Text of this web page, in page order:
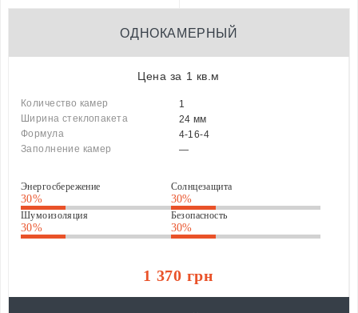
ОДНОКАМЕРНЫЙ
Цена за 1 кв.м
Количество камер
1
Ширина стеклопакета
24 мм
Формула
4-16-4
Заполнение камер
—
Энергосбережение
30%
Солнцезащита
30%
Шумоизоляция
30%
Безопасность
30%
1 370 грн